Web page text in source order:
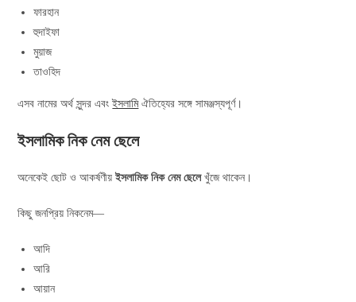
ফারহান
হুদাইফা
মুয়াজ
তাওহিদ
এসব নামের অর্থ সুন্দর এবংইসলামিঐতিহ্যের সঙ্গে সামঞ্জস্যপূর্ণ।
ইসলামিক নিক নেম ছেলে
অনেকেই ছোট ও আকর্ষণীয়ইসলামিক নিক নেম ছেলেখুঁজে থাকেন।
কিছু জনপ্রিয় নিকনেম—
আদি
আরি
আয়ান